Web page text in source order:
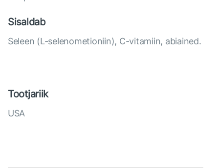
Sisaldab
Seleen (L-selenometioniin), С-vitamiin, abiained.
Tootjariik
USA